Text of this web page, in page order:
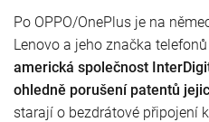
Po OPPO/OnePlus je na
Lenovo a jeho značka
americká společnost
ohledně porušení patentů
starají o bezdrátové připojení